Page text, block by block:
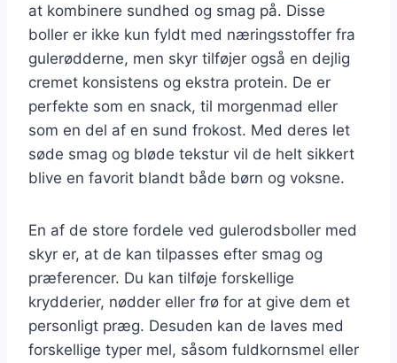
at kombinere sundhed og smag på. Disse
boller er ikke kun fyldt med næringsstoffer fra
gulerødderne, men skyr tilføjer også en dejlig
cremet konsistens og ekstra protein. De er
perfekte som en snack, til morgenmad eller
som en del af en sund frokost. Med deres let
søde smag og bløde tekstur vil de helt sikkert
blive en favorit blandt både børn og voksne.
En af de store fordele ved gulerodsboller med
skyr er, at de kan tilpasses efter smag og
præferencer. Du kan tilføje forskellige
krydderier, nødder eller frø for at give dem et
personligt præg. Desuden kan de laves med
forskellige typer mel, såsom fuldkornsmel eller